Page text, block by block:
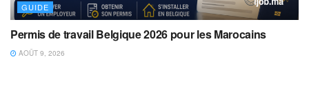
GUIDE
Permis de travail Belgique 2026 pour les Marocains
AOÛT 9, 2026